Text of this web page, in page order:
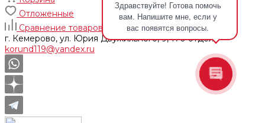
Здравствуйте! Готова помочь
вам. Напишите мне, если у
вас появятся вопросы.
Отложенные
Сравнение товаров
г. Кемерово, ул. Юрия Двужильного, 9, 170 отдел
korund119@yandex.ru